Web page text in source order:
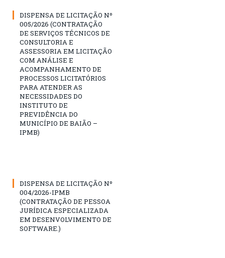
DISPENSA DE LICITAÇÃO Nº
005/2026 (CONTRATAÇÃO
DE SERVIÇOS TÉCNICOS DE
CONSULTORIA E
ASSESSORIA EM LICITAÇÃO
COM ANÁLISE E
ACOMPANHAMENTO DE
PROCESSOS LICITATÓRIOS
PARA ATENDER AS
NECESSIDADES DO
INSTITUTO DE
PREVIDÊNCIA DO
MUNICÍPIO DE BAIÃO –
IPMB)
DISPENSA DE LICITAÇÃO Nº
004/2026-IPMB
(CONTRATAÇÃO DE PESSOA
JURÍDICA ESPECIALIZADA
EM DESENVOLVIMENTO DE
SOFTWARE.)